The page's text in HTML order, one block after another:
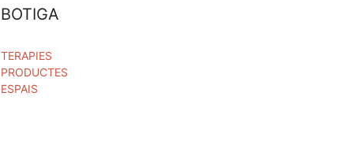
BOTIGA
TERAPIES
PRODUCTES
ESPAIS